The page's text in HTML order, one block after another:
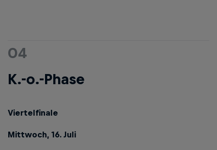
04
K.-o.-Phase
Viertelfinale
Mittwoch, 16. Juli